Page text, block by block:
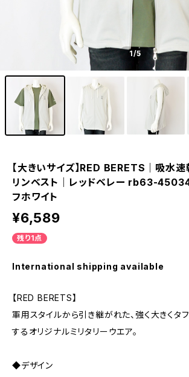
1/5
【大きいサイズ】RED BERETS｜吸水
リンベスト｜レッドベレー rb63-
フホワイト
¥6,589
残り1点
International shipping available
【RED BERETS】
軍用スタイルから引き継がれた、強く大きくタ
するオリジナルミリタリーウエア。
◆デザイン